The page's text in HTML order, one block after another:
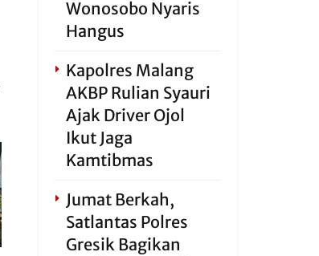
Wonosobo Nyaris
Hangus
Kapolres Malang
AKBP Rulian Syauri
Ajak Driver Ojol
Ikut Jaga
Kamtibmas
Jumat Berkah,
Satlantas Polres
Gresik Bagikan